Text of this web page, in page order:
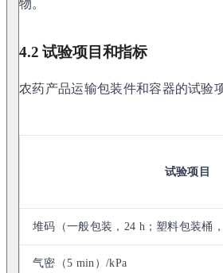
物。
4.2 试验项目和指标
农药产品运输包装件和容器的试验
试验项目
堆码（一般包装，24 h；塑料包装桶
气密（5 min）/kPa